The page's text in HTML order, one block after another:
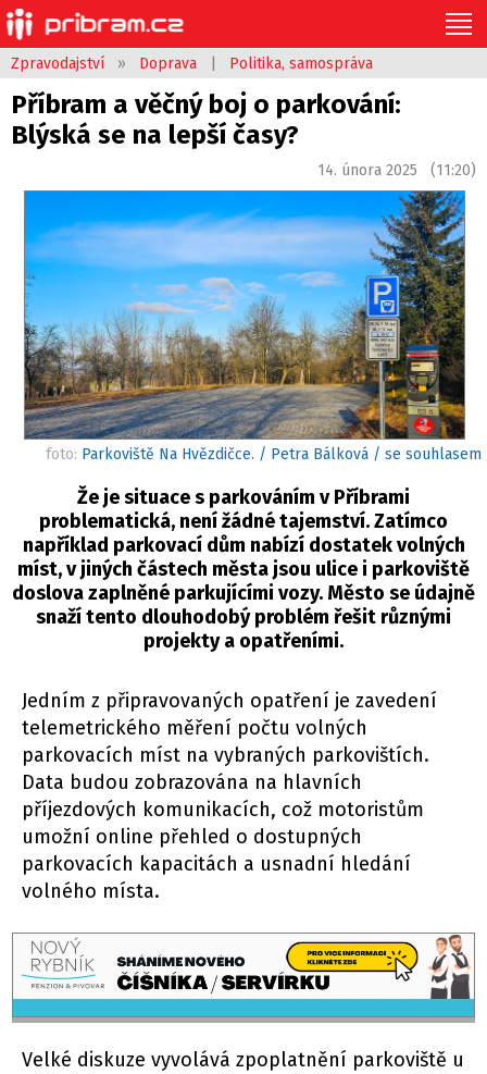
Zpravodajství » Doprava Politika, samospráva
Příbram a věčný boj o parkování:
Blýská se na lepší časy?
14. února 2025 (11:20)
foto: Parkoviště Na Hvězdičce. / Petra Bálková / se souhlasem
Že je situace s parkováním v Příbrami
problematická, není žádné tajemství. Zatímco
například parkovací dům nabízí dostatek volných
míst, v jiných částech města jsou ulice i parkoviště
doslova zaplněné parkujícími vozy. Město se údajně
snaží tento dlouhodobý problém řešit různými
projekty a opatřeními.
Jedním z připravovaných opatření je zavedení
telemetrického měření počtu volných
parkovacích míst na vybraných parkovištích.
Data budou zobrazována na hlavních
příjezdových komunikacích, což motoristům
umožní online přehled o dostupných
parkovacích kapacitách a usnadní hledání
volného místa.
Velké diskuze vyvolává zpoplatnění parkoviště u